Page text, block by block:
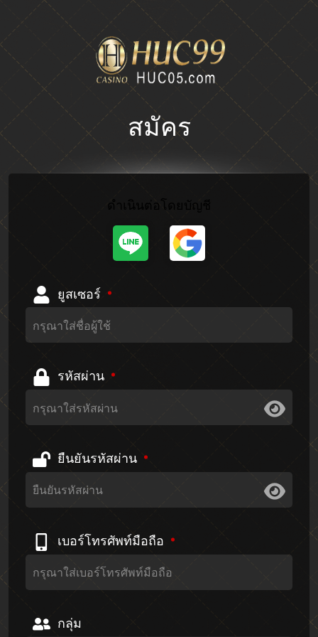
สมัคร
ดำเนินต่อโดยบัญชี
ยูสเซอร์
รหัสผ่าน
ยืนยันรหัสผ่าน
เบอร์โทรศัพท์มือถือ
กลุ่ม